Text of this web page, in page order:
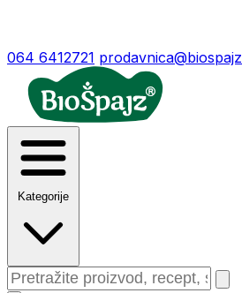
064 6412721
Kategorije